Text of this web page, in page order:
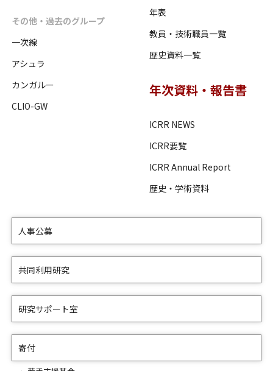
その他・過去のグループ
一次線
アシュラ
カンガルー
CLIO-GW
年表
教員・技術職員一覧
歴史資料一覧
年次資料・報告書
ICRR NEWS
ICRR要覧
ICRR Annual Report
歴史・学術資料
人事公募
共同利用研究
研究サポート室
寄付